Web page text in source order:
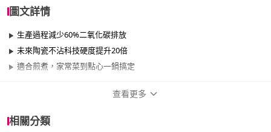
圖文詳情
生產過程減少60%二氧化碳排放
未來陶瓷不沾科技硬度提升20倍
適合煎煮，家常菜到點心一鍋搞定
查看更多
相關分類